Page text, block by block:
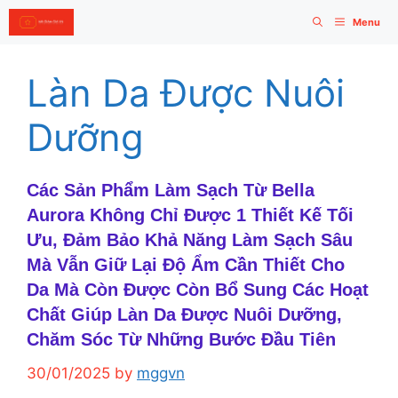
Skip
to
Menu
Làn Da Được Nuôi
Dưỡng
Các Sản Phẩm Làm Sạch Từ Bella
Aurora Không Chỉ Được 1 Thiết Kế Tối
Ưu, Đảm Bảo Khả Năng Làm Sạch Sâu
Mà Vẫn Giữ Lại Độ Ẩm Cần Thiết Cho
Da Mà Còn Được Còn Bổ Sung Các Hoạt
Chất Giúp Làn Da Được Nuôi Dưỡng,
Chăm Sóc Từ Những Bước Đầu Tiên
30/01/2025 by mggvn